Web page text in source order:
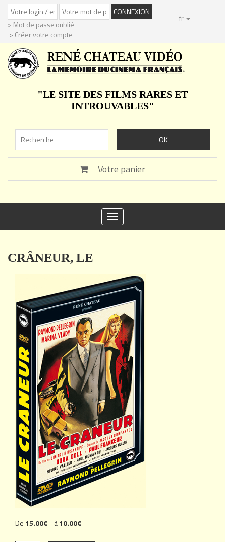
> Mot de passe oublié
> Créer votre compte
fr
"LE SITE DES FILMS RARES ET
INTROUVABLES"
Votre panier
Toggle
navigation
CRÂNEUR, LE
De 15.00€ à10.00€